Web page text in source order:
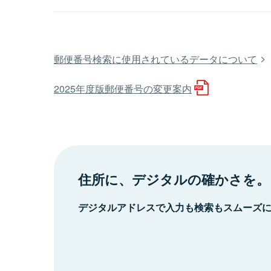
郵便番号検索に使用されているデータについて
2025年度版郵便番号の変更案内
住所に、デジタルの確かさを。
デジタルアドレスで入力も検索もスムーズ